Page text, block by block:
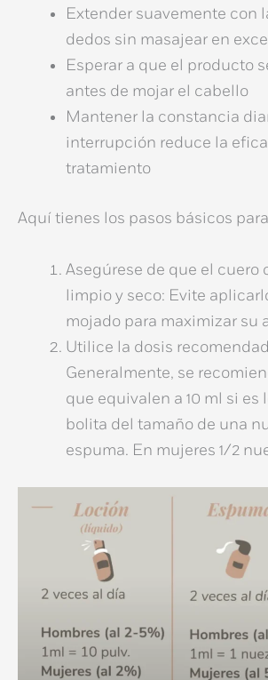
Extender suavemente con
dedos sin masajear en
Esperar a que el producto
antes de mojar el cabello
Mantener la constancia
interrupción reduce la
tratamiento
Aquí tienes los pasos básicos
Asegúrese de que el cuero
limpio y seco: Evite
mojado para maximizar su
Utilice la dosis
Generalmente, se
que equivalen a 10 ml si es
bolita del tamaño de una
espuma. En mujeres 1/2